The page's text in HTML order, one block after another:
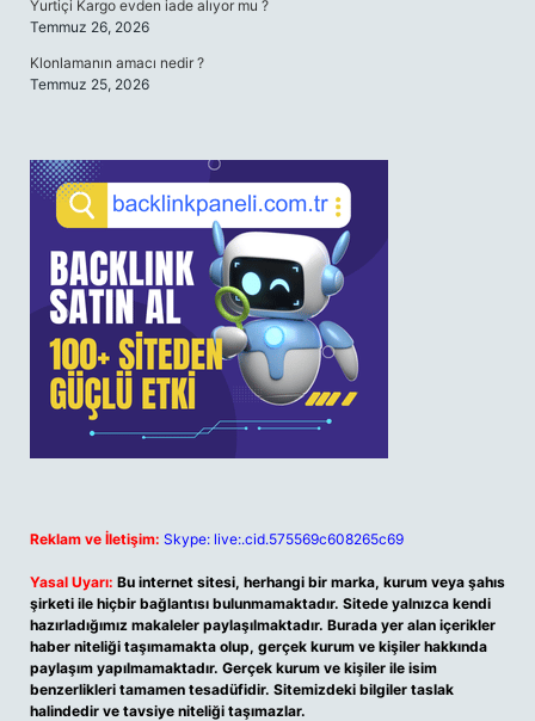
Yurtiçi Kargo evden iade alıyor mu ?
Temmuz 26, 2026
Klonlamanın amacı nedir ?
Temmuz 25, 2026
Reklam ve İletişim: Skype: live:.cid.575569c608265c69
Yasal Uyarı: Bu internet sitesi, herhangi bir marka, kurum veya şahıs
şirketi ile hiçbir bağlantısı bulunmamaktadır. Sitede yalnızca kendi
hazırladığımız makaleler paylaşılmaktadır. Burada yer alan içerikler
haber niteliği taşımamakta olup, gerçek kurum ve kişiler hakkında
paylaşım yapılmamaktadır. Gerçek kurum ve kişiler ile isim
benzerlikleri tamamen tesadüfidir. Sitemizdeki bilgiler taslak
halindedir ve tavsiye niteliği taşımazlar.